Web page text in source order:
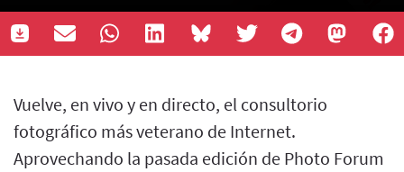
Vuelve, en vivo y en directo, el consultorio
fotográfico más veterano de Internet.
Aprovechando la pasada edición de Photo Forum